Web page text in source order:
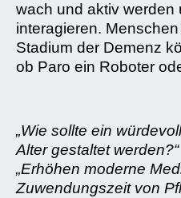
wach und aktiv werden
interagieren.
Stadium der Demenz
ob Paro ein Roboter
„Wie sollte ein
Alter gestaltet werden?“
„Erhöhen moderne
Zuwendungszeit von